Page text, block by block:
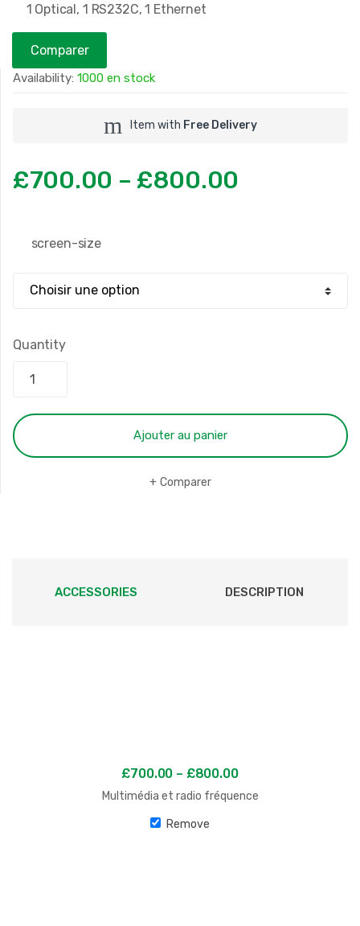
1 Optical, 1 RS232C, 1 Ethernet
Comparer
Availability: 1000 en stock
Item with Free Delivery
£700.00 – £800.00
screen-size
Quantity
Ajouter au panier
Comparer
ACCESSORIES DESCRIPTION
£700.00 – £800.00
Multimédia et radio fréquence
Remove